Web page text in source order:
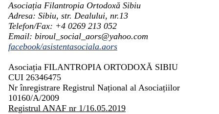
Asociația Filantropia Ortodoxă Sibiu
Adresa: Sibiu, str. Dealului, nr.13
Telefon/Fax: +4 0269 213 052
Email: biroul_social_aors@yahoo.com
facebook/asistentasociala.aors
Asociația FILANTROPIA ORTODOXĂ SIBIU
CUI 26346475
Nr înregistrare Registrul Național al Asociațiilor
10160/A/2009
Registrul ANAF nr 1/16.05.2019